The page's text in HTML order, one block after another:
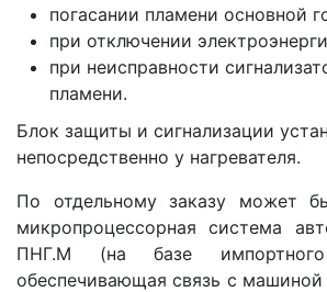
погасании пламени основной
при отключении
при неисправности
пламени.
Блок защиты и сигнализации
непосредственно у нагревателя.
По отдельному заказу может
микропроцессорная система
ПНГ.М (на базе импортного
обеспечивающая связь с машиной